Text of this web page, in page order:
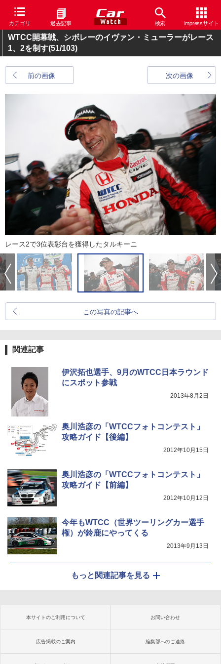
カテゴリ 過去記事 検索 Impressサイト
WTCC開幕戦、シボレーのイヴァン・ミューラーがレース
1、2を制す(51/103)
前の画像 次の画像
レース2で3位表彰台を獲得したタルキーニ
この写真の記事へ
関連記事
伊沢拓也選手、9月のWTCC日本ラウンド
にスポット参戦
2013年8月2日
奥川浩彦の「WTCCフォトコンテスト」
攻略ガイド【後編】
2012年10月15日
奥川浩彦の「WTCCフォトコンテスト」
攻略ガイド【前編】
2012年10月12日
今年もWTCC（世界ツーリングカー選手
権）が鈴鹿にやってくる
2013年9月13日
もっと関連記事を見る
本サイトのご利用について お問い合わせ
広告掲載のご案内 編集部へのご連絡